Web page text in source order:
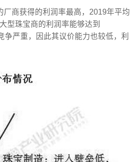
厂商获得的利润率最高，2019年平均
型珠宝商的利润率能够达到
严重，因此其议价能力也较低，利